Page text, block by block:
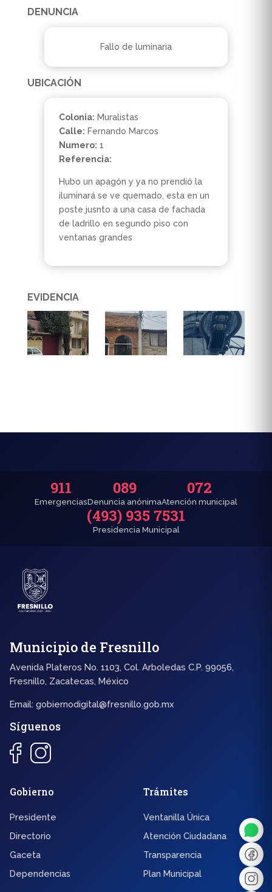
DENUNCIA
Fallo de luminaria
UBICACIÓN
Colonia: Muralistas
Calle: Fernando Marcos
Numero: 1
Referencia:
Hubo un apagón y ya no prendió la
iluminará se ve quemado, esta en un
poste jusnto a una casa de fachada
de ladrillo en segundo piso con
ventanas grandes
EVIDENCIA
911
Emergencias
089
Denuncia anónima
072
Atención municipal
(493) 935 7531
Presidencia Municipal
Municipio de Fresnillo
Avenida Plateros No. 1103, Col. Arboledas C.P. 99056,
Fresnillo, Zacatecas, México
Email: gobiernodigital@fresnillo.gob.mx
Síguenos
Gobierno
Presidente
Directorio
Gaceta
Dependencias
Trámites
Ventanilla Única
Atención Ciudadana
Transparencia
Plan Municipal
U̲
❙❙